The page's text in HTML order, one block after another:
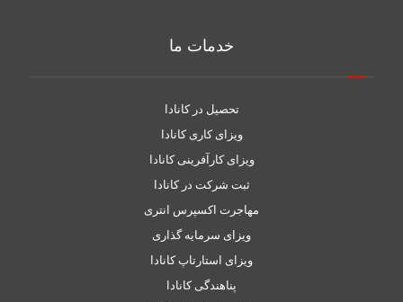
خدمات ما
تحصیل در کانادا
ویزای کاری کانادا
ویزای کارآفرینی کانادا
ثبت شرکت در کانادا
مهاجرت اکسپرس انتری
ویزای سرمایه گذاری
ویزای استارتاپ کانادا
پناهندگی کانادا